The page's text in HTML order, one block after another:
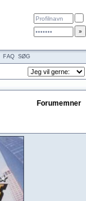
FAQ SØG
Forumemner